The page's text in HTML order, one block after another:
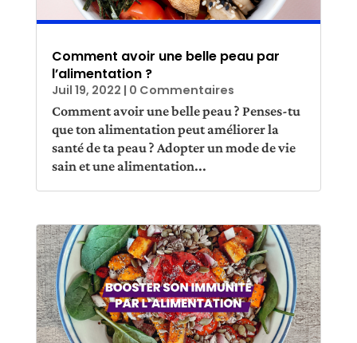
Comment avoir une belle peau par
l’alimentation ?
Juil 19, 2022 | 0 Commentaires
Comment avoir une belle peau ? Penses-tu
que ton alimentation peut améliorer la
santé de ta peau ? Adopter un mode de vie
sain et une alimentation...